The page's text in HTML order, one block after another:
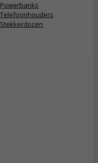
Powerbanks
Telefoonhouders
Stekkerdozen